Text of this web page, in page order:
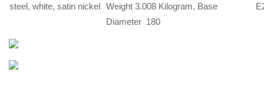
steel, white, satin nickel Weight 3.008 Kilogram, Base
Diameter 180